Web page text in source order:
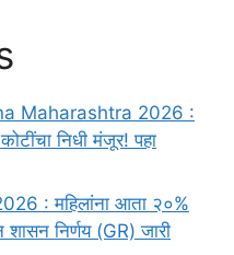
Maharashtra 2026 :
निधी मंजूर! पहा
: महिलांना आता २०%
निर्णय (GR) जारी